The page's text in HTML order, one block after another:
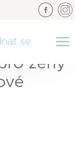
se
ženy
×